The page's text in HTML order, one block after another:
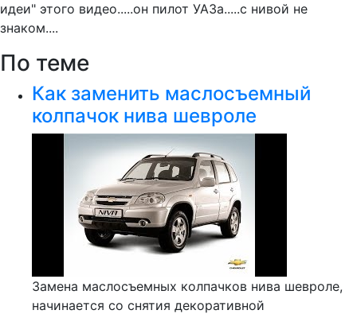
идеи" этого видео.....он пилот УАЗа.....с нивой не
знаком....
По теме
Как заменить маслосъемный
колпачок нива шевроле
Замена маслосъемных колпачков нива шевроле,
начинается со снятия декоративной